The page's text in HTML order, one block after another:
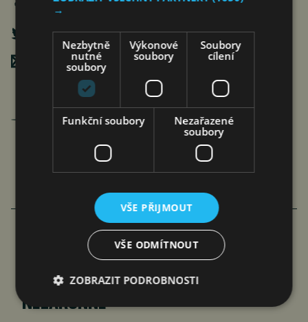
Poslat mailem
Jan Ferenc
články autora >
VÍCE ČLÁNKU Z BYZNYSU
RIDERA V HEŘMANICÍCH
POSTUPOVALA SPRÁVNĚ, ČIŽP
NEZÁKONNĚ
→
Nezbytně
nutné
soubory
Výkonové
soubory
Soubory
cílení
Funkční soubory
Nezařazené
soubory
VŠE PŘIJMOUT
VŠE ODMÍTNOUT
ZOBRAZIT PODROBNOSTI